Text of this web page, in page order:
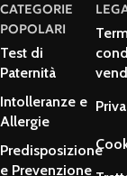
CATEGORIE
POPOLARI
Test di
Paternità
Intolleranze e
Allergie
Predisposizione
e Prevenzione